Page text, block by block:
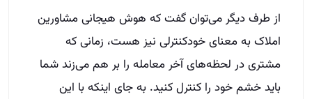
از طرف دیگر می‌توان گفت که هوش هیجانی مشاورین
املاک به معنای خودکنترلی نیز هست، زمانی که
مشتری در لحظه‌های آخر معامله را بر هم می‌زند شما
باید خشم خود را کنترل کنید. به جای اینکه با این